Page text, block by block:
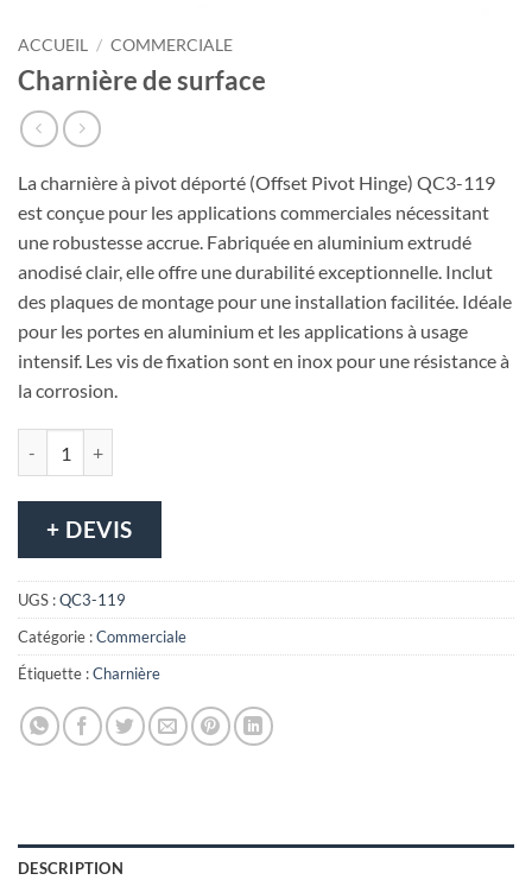
ACCUEIL / COMMERCIALE
Charnière de surface
La charnière à pivot déporté (Offset Pivot Hinge) QC3-119
est conçue pour les applications commerciales nécessitant
une robustesse accrue. Fabriquée en aluminium extrudé
anodisé clair, elle offre une durabilité exceptionnelle. Inclut
des plaques de montage pour une installation facilitée. Idéale
pour les portes en aluminium et les applications à usage
intensif. Les vis de fixation sont en inox pour une résistance à
la corrosion.
+ DEVIS
UGS :QC3-119
Catégorie :Commerciale
Étiquette :Charnière
DESCRIPTION